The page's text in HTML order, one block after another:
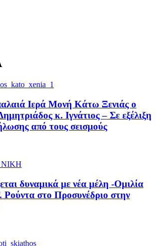
Ιερά Μονή Κάτω Ξενιάς ο
κ. Ιγνάτιος – Σε εξέλιξη
από τους σεισμούς
δυναμικά με νέα μέλη -Ομιλία
Ρούντα στο Προσυνέδριο στην